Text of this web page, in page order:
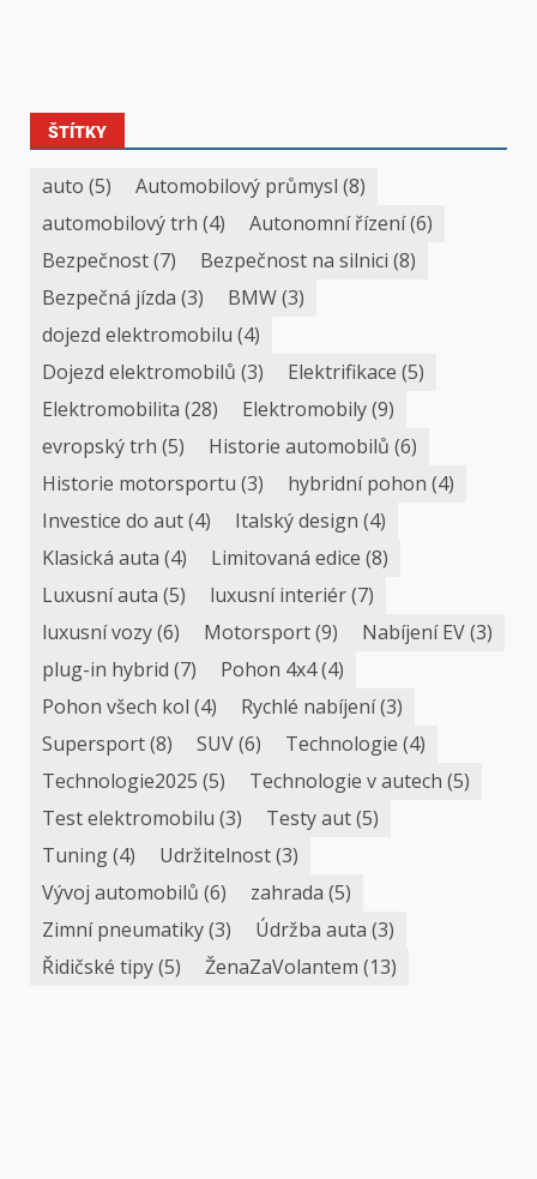
ŠTÍTKY
auto (5) Automobilový průmysl (8)
automobilový trh (4) Autonomní řízení(6)
Bezpečnost(7) Bezpečnost na silnici (8)
Bezpečná jízda (3) BMW(3)
dojezd elektromobilu (4)
Dojezd elektromobilů (3) Elektrifikace (5)
Elektromobilita (28) Elektromobily(9)
evropský trh (5) Historie automobilů (6)
Historie motorsportu (3) hybridní pohon (4)
Investice do aut(4) Italský design (4)
Klasická auta (4) Limitovaná edice (8)
Luxusní auta (5) luxusní interiér(7)
luxusní vozy(6) Motorsport(9) Nabíjení EV(3)
plug-in hybrid (7) Pohon 4x4(4)
Pohon všech kol (4) Rychlé nabíjení(3)
Supersport(8) SUV(6) Technologie (4)
Technologie2025 (5) Technologie v autech (5)
Test elektromobilu (3) Testy aut(5)
Tuning(4) Udržitelnost(3)
Vývoj automobilů (6) zahrada (5)
Zimní pneumatiky(3) Údržba auta (3)
Řidičské tipy(5) ŽenaZaVolantem (13)